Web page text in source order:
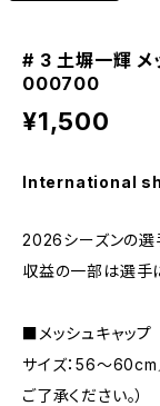
# 3 土塀一輝 メ
000700
¥1,500
International
2026シーズンの選
収益の一部は選手
■メッシュキャップ
サイズ：56～
ご了承ください。）